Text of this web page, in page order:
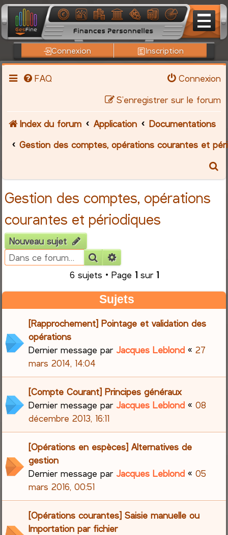
Connexion Inscription
FAQ
Connexion
S’enregistrer sur le forum
Index du forum Application
Documentations
Gestion des comptes, opérations courantes et
c
h
Gestion des comptes, opérations
courantes et périodiques
Nouveau sujet
Rechercher
6 sujets • Page 1sur 1
Sujets
[Rapprochement] Pointage et validation des
opérations
Dernier message parJacques Leblond «27
mars 2014, 14:04
[Compte Courant] Principes généraux
Dernier message parJacques Leblond «08
décembre 2013, 16:11
[Opérations en espèces] Alternatives de
gestion
Dernier message parJacques Leblond «05
mars 2016, 00:51
[Opérations courantes] Saisie manuelle ou
Importation par fichier